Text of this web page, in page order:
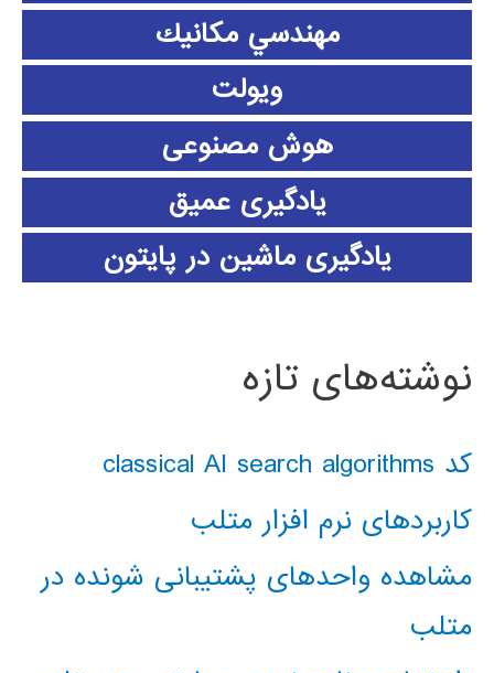
مهندسي مكانيك
ویولت
هوش مصنوعی
یادگیری عمیق
یادگیری ماشین در پایتون
نوشته‌های تازه
کد classical AI search algorithms
کاربردهای نرم افزار متلب
مشاهده واحدهای پشتیبانی شونده در
متلب